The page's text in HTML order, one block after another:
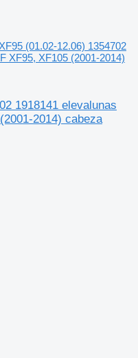
(01.02-12.06) 1354702
XF95, XF105 (2001-2014)
1918141 elevalunas
2014) cabeza